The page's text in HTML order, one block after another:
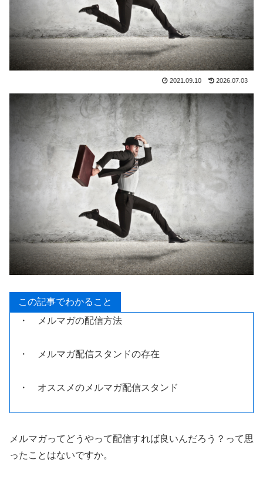
2021.09.10 2026.07.03
この記事でわかること
・ メルマガの配信方法
・ メルマガ配信スタンドの存在
・ オススメのメルマガ配信スタンド
メルマガってどうやって配信すれば良いんだろう？って思
ったことはないですか。